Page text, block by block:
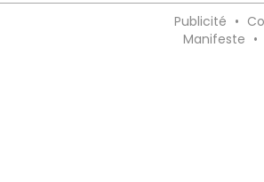
Publicité •
Manifeste •